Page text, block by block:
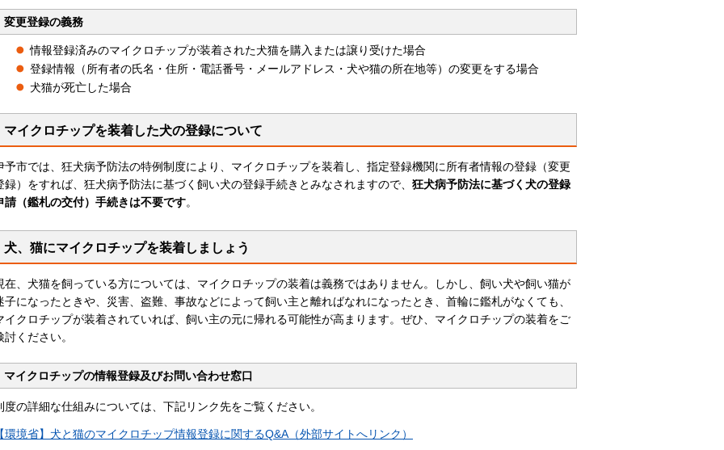
変更登録の義務
情報登録済みのマイクロチップが装着された犬猫を購入または譲り受けた場合
登録情報（所有者の氏名・住所・電話番号・メールアドレス・犬や猫の所在地等）の変更をする場合
犬猫が死亡した場合
マイクロチップを装着した犬の登録について
予市では、狂犬病予防法の特例制度により、マイクロチップを装着し、指定登録機関に所有者情報の登録（変更
録）をすれば、狂犬病予防法に基づく飼い犬の登録手続きとみなされますので、 狂犬病予防法に基づく犬の登録
請（鑑札の交付）手続きは不要です。
犬、猫にマイクロチップを装着しましょう
在、犬猫を飼っている方については、マイクロチップの装着は義務ではありません。しかし、飼い犬や飼い猫が
子になったときや、災害、盗難、事故などによって飼い主と離ればなれになったとき、首輪に鑑札がなくても、
イクロチップが装着されていれば、飼い主の元に帰れる可能性が高まります。ぜひ、マイクロチップの装着をご
討ください。
マイクロチップの情報登録及びお問い合わせ窓口
度の詳細な仕組みについては、下記リンク先をご覧ください。
環境省】犬と猫のマイクロチップ情報登録に関するQ&A（外部サイトへリンク）